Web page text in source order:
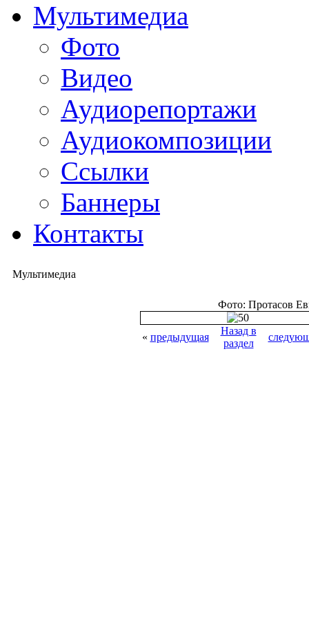
Мультимедиа
Фото
Видео
Аудиорепортажи
Аудиокомпозиции
Ссылки
Баннеры
Контакты
Мультимедиа
Фото: Протасов
« предыдущая
Назад в
раздел